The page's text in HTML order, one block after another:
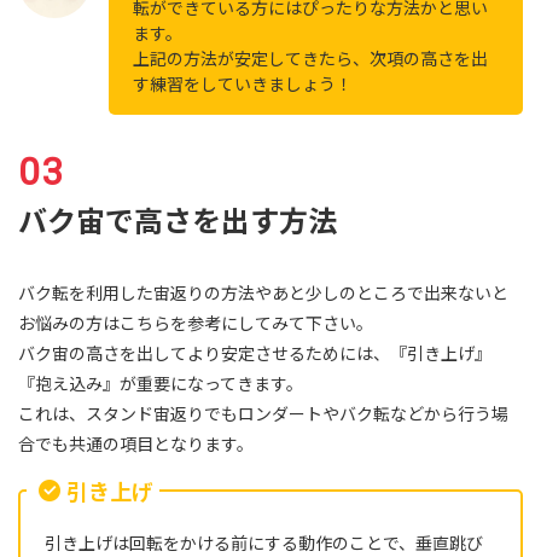
転ができている方にはぴったりな方法かと思い
ます。
上記の方法が安定してきたら、次項の高さを出
す練習をしていきましょう！
バク宙で高さを出す方法
バク転を利用した宙返りの方法やあと少しのところで出来ないと
お悩みの方はこちらを参考にしてみて下さい。
バク宙の高さを出してより安定させるためには、『引き上げ』
『抱え込み』が重要になってきます。
これは、スタンド宙返りでもロンダートやバク転などから行う場
合でも共通の項目となります。
引き上げ
引き上げは回転をかける前にする動作のことで、垂直跳び